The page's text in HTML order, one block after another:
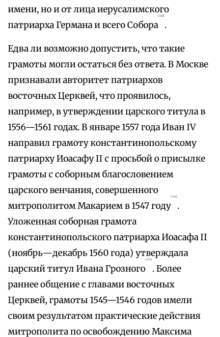
имени, но и от лица иерусалимского
патриарха Германа и всего Собора
{330}
.
Едва ли возможно допустить, что такие
грамоты могли остаться без ответа. В Москве
признавали авторитет патриархов
восточных Церквей, что проявилось,
например, в утверждении царского титула в
1556—1561 годах. В январе 1557 года Иван IV
направил грамоту константинопольскому
патриарху Иоасафу II с просьбой о присылке
грамоты с соборным благословением
царского венчания, совершенного
митрополитом Макарием в 1547 году
{331}
.
Уложенная соборная грамота
константинопольского патриарха Иоасафа II
(ноябрь—декабрь 1560 года) утверждала
царский титул Ивана Грозного
{332}
. Более
раннее общение с главами восточных
Церквей, грамоты 1545—1546 годов имели
своим результатом практические действия
митрополита по освобождению Максима